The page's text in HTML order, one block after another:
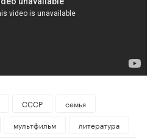
СССР
семья
мультфильм
литература